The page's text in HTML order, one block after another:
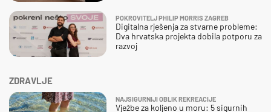
ZDRAVLJE
NAJSIGURNIJI OBLIK REKREACIJE
Vježbe za koljeno u moru: 5 sigurnih
POKROVITELJ PHILIP MORRIS ZAGREB
Digitalna rješenja za stvarne probleme:
Dva hrvatska projekta dobila potporu za
razvoj